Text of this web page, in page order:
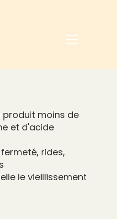
produit moins de
et d'acide
rides,
le vieillissement